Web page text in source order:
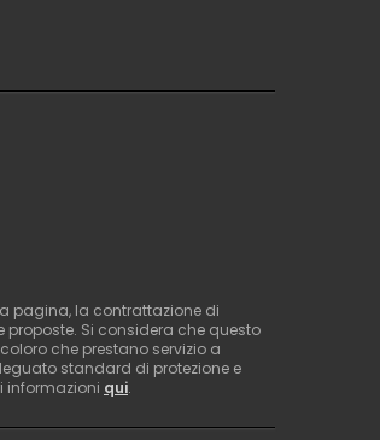
pagina, la contrattazione di
Si considera che questo
che prestano servizio a
standard di protezione e
informazioni qui.